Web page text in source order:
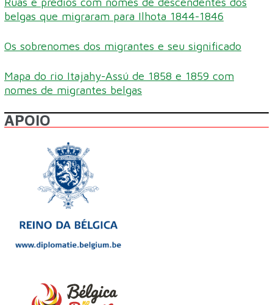
belgas que migraram para Ilhota 1844-1846
Os sobrenomes dos migrantes e seu significado
Mapa do rio Itajahy-Assú de 1858 e 1859 com
nomes de migrantes belgas
APOIO